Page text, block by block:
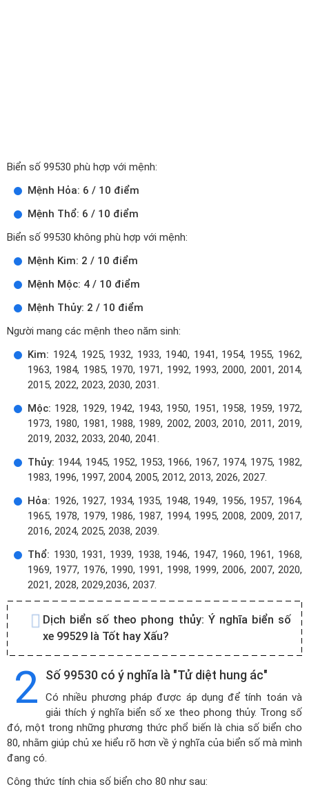
Biển số 99530 phù hợp với mệnh:
Mệnh Hỏa: 6 / 10 điểm
Mệnh Thổ: 6 / 10 điểm
Biển số 99530 không phù hợp với mệnh:
Mệnh Kim: 2 / 10 điểm
Mệnh Mộc: 4 / 10 điểm
Mệnh Thủy: 2 / 10 điểm
Người mang các mệnh theo năm sinh:
Kim: 1924, 1925, 1932, 1933, 1940, 1941, 1954, 1955, 1962,
1963, 1984, 1985, 1970, 1971, 1992, 1993, 2000, 2001, 2014,
2015, 2022, 2023, 2030, 2031.
Mộc: 1928, 1929, 1942, 1943, 1950, 1951, 1958, 1959, 1972,
1973, 1980, 1981, 1988, 1989, 2002, 2003, 2010, 2011, 2019,
2019, 2032, 2033, 2040, 2041.
Thủy: 1944, 1945, 1952, 1953, 1966, 1967, 1974, 1975, 1982,
1983, 1996, 1997, 2004, 2005, 2012, 2013, 2026, 2027.
Hỏa: 1926, 1927, 1934, 1935, 1948, 1949, 1956, 1957, 1964,
1965, 1978, 1979, 1986, 1987, 1994, 1995, 2008, 2009, 2017,
2016, 2024, 2025, 2038, 2039.
Thổ: 1930, 1931, 1939, 1938, 1946, 1947, 1960, 1961, 1968,
1969, 1977, 1976, 1990, 1991, 1998, 1999, 2006, 2007, 2020,
2021, 2028, 2029,2036, 2037.
Dịch biển số theo phong thủy: Ý nghĩa biển số
xe 99529 là Tốt hay Xấu?
2 Số 99530 có ý nghĩa là "Tử diệt hung ác"
Có nhiều phương pháp được áp dụng để tính toán và
giải thích ý nghĩa biển số xe theo phong thủy. Trong số
đó, một trong những phương thức phổ biến là chia số biển cho
80, nhằm giúp chủ xe hiểu rõ hơn về ý nghĩa của biển số mà mình
đang có.
Công thức tính chia số biển cho 80 như sau: